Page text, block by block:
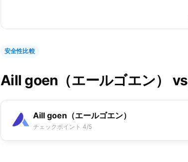
安全性比較
Aill goen（エールゴエン） vs
Aill goen（エールゴエン）
チェックポイント 4/5